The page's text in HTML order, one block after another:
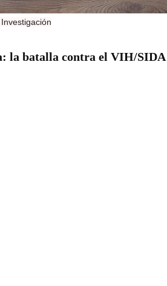
la batalla contra el VIH/SIDA